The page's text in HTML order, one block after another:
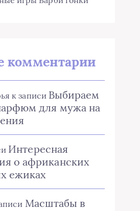
комментарии
к записи Выбираем
для мужа на
Интересная
о африканских
ежиках
Масштабы в